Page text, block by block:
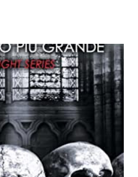
in Germania \
è stato tratto un film \
dovrei spuntare più
lettura 😂 Adesso facciamo
numero di libri? Sara
completato il maggior
con 131\200 obiettivi (ho
lettu...